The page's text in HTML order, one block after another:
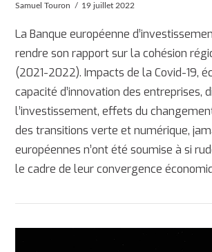
AFFICHER
Samuel Touron
19 juillet 2022
La Banque européenne
rendre son rapport sur la cohésion
(2021-2022). Impacts de la Covid-19,
capacité d’innovation des entreprises,
l’investissement, effets du
des transitions verte et numérique,
européennes n’ont été soumise à si
le cadre de leur convergence